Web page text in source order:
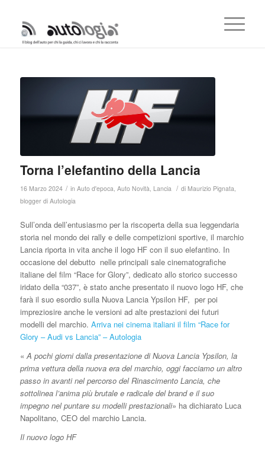
Torna l’elefantino della Lancia
16 Marzo 2024 / in Auto d'epoca Auto Novità Lancia / di Maurizio Pignata,
blogger di Autologia
Sull’onda dell’entusiasmo per la riscoperta della sua leggendaria
storia nel mondo dei rally e delle competizioni sportive, il marchio
Lancia riporta in vita anche il logo HF con il suo elefantino. In
occasione del debutto nelle principali sale cinematografiche
italiane del film “Race for Glory”, dedicato allo storico successo
iridato della “037”, è stato anche presentato il nuovo logo HF, che
farà il suo esordio sulla Nuova Lancia Ypsilon HF, per poi
impreziosire anche le versioni ad alte prestazioni dei futuri
modelli del marchio. Arriva nei cinema italiani il film “Race for
Glory – Audi vs Lancia” – Autologia
«A pochi giorni dalla presentazione di Nuova Lancia Ypsilon, la
prima vettura della nuova era del marchio, oggi facciamo un altro
passo in avanti nel percorso del Rinascimento Lancia, che
sottolinea l’anima più brutale e radicale del brand e il suo
impegno nel puntare su modelli prestazionali» ha dichiarato Luca
Napolitano, CEO del marchio Lancia.
Il nuovo logo HF